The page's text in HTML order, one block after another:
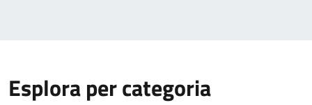
Esplora per categoria